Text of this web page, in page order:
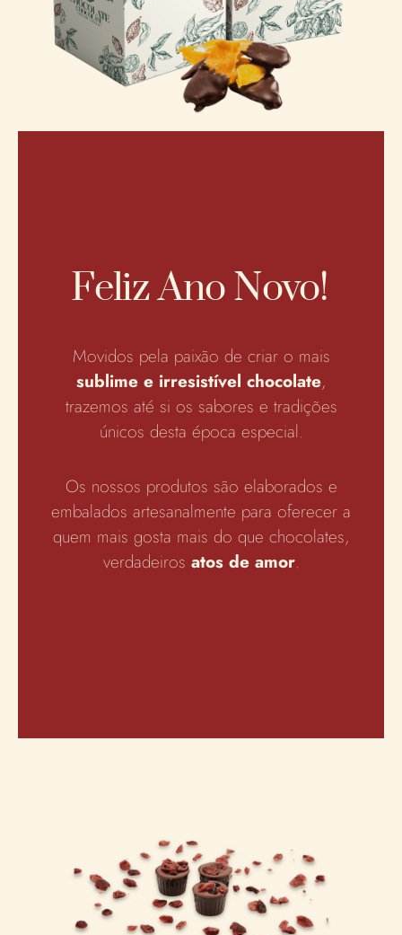
Feliz Ano Novo!
Movidos pela paixão de criar o mais
sublime e irresistível chocolate,
trazemos até si os sabores e tradições
únicos desta época especial.
Os nossos produtos são elaborados e
embalados artesanalmente para oferecer a
quem mais gosta mais do que chocolates,
verdadeiros atos de amor.